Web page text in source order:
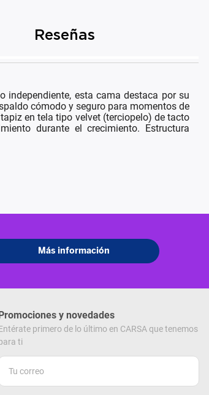
Reseñas
esta cama destaca por su
cómodo y seguro para momentos de
en tela tipo velvet (terciopelo) de tacto
durante el crecimiento. Estructura
Promociones y novedades
primero de lo último en CARSA que tenemos
ti